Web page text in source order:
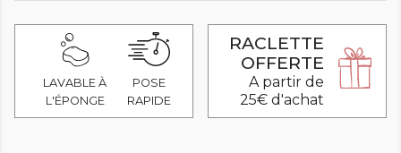
LAVABLE À
L'ÉPONGE
POSE
RAPIDE
RACLETTE
OFFERTE
A partir de
25€ d'achat